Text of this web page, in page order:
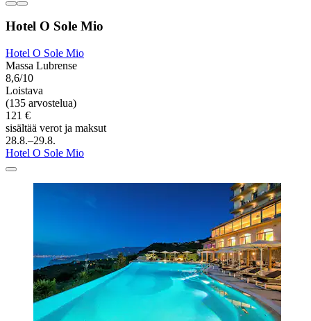
Hotel O Sole Mio
Hotel O Sole Mio
Massa Lubrense
8,6/10
Loistava
(135 arvostelua)
121 €
sisältää verot ja maksut
28.8.–29.8.
Hotel O Sole Mio